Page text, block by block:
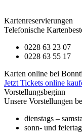
Kartenreservierungen
Telefonische
0228 63 23 07
0228 63 55 17
Karten online bei
Jetzt Tickets online
Vorstellungsbeginn
Unsere Vorstellungen
dienstags –
sonn- und